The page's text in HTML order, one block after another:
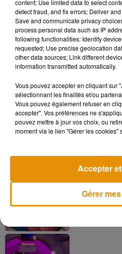
Musique
Madonna
Sensation »
Angèle et
6 août 2026
Pomme
content; Use limited data to select
detect fraud, and fix errors; Deliver
Save and communicate privacy
process personal data such as IP
following functionalities: Identify
requested; Use precise geolocation
other data sources; Link different
information transmitted automatically.
Vous pouvez accepter en cliquant sur
sélectionnant les finalités et/ou
Vous pouvez également refuser en
accepter". Vos préférences ne
pouvez mettre à jour vos choix, ou
moment via le lien "Gérer les cookies"
Gérer
Accepter